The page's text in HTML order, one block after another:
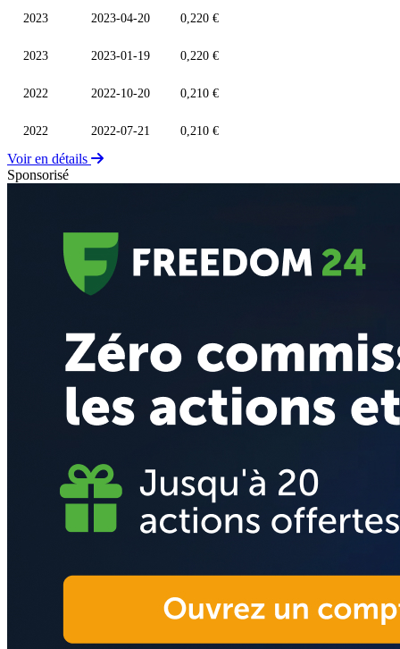
2023 2023-04-20 0,220 €
2023 2023-01-19 0,220 €
2022 2022-10-20 0,210 €
2022 2022-07-21 0,210 €
Voir en détails
Sponsorisé